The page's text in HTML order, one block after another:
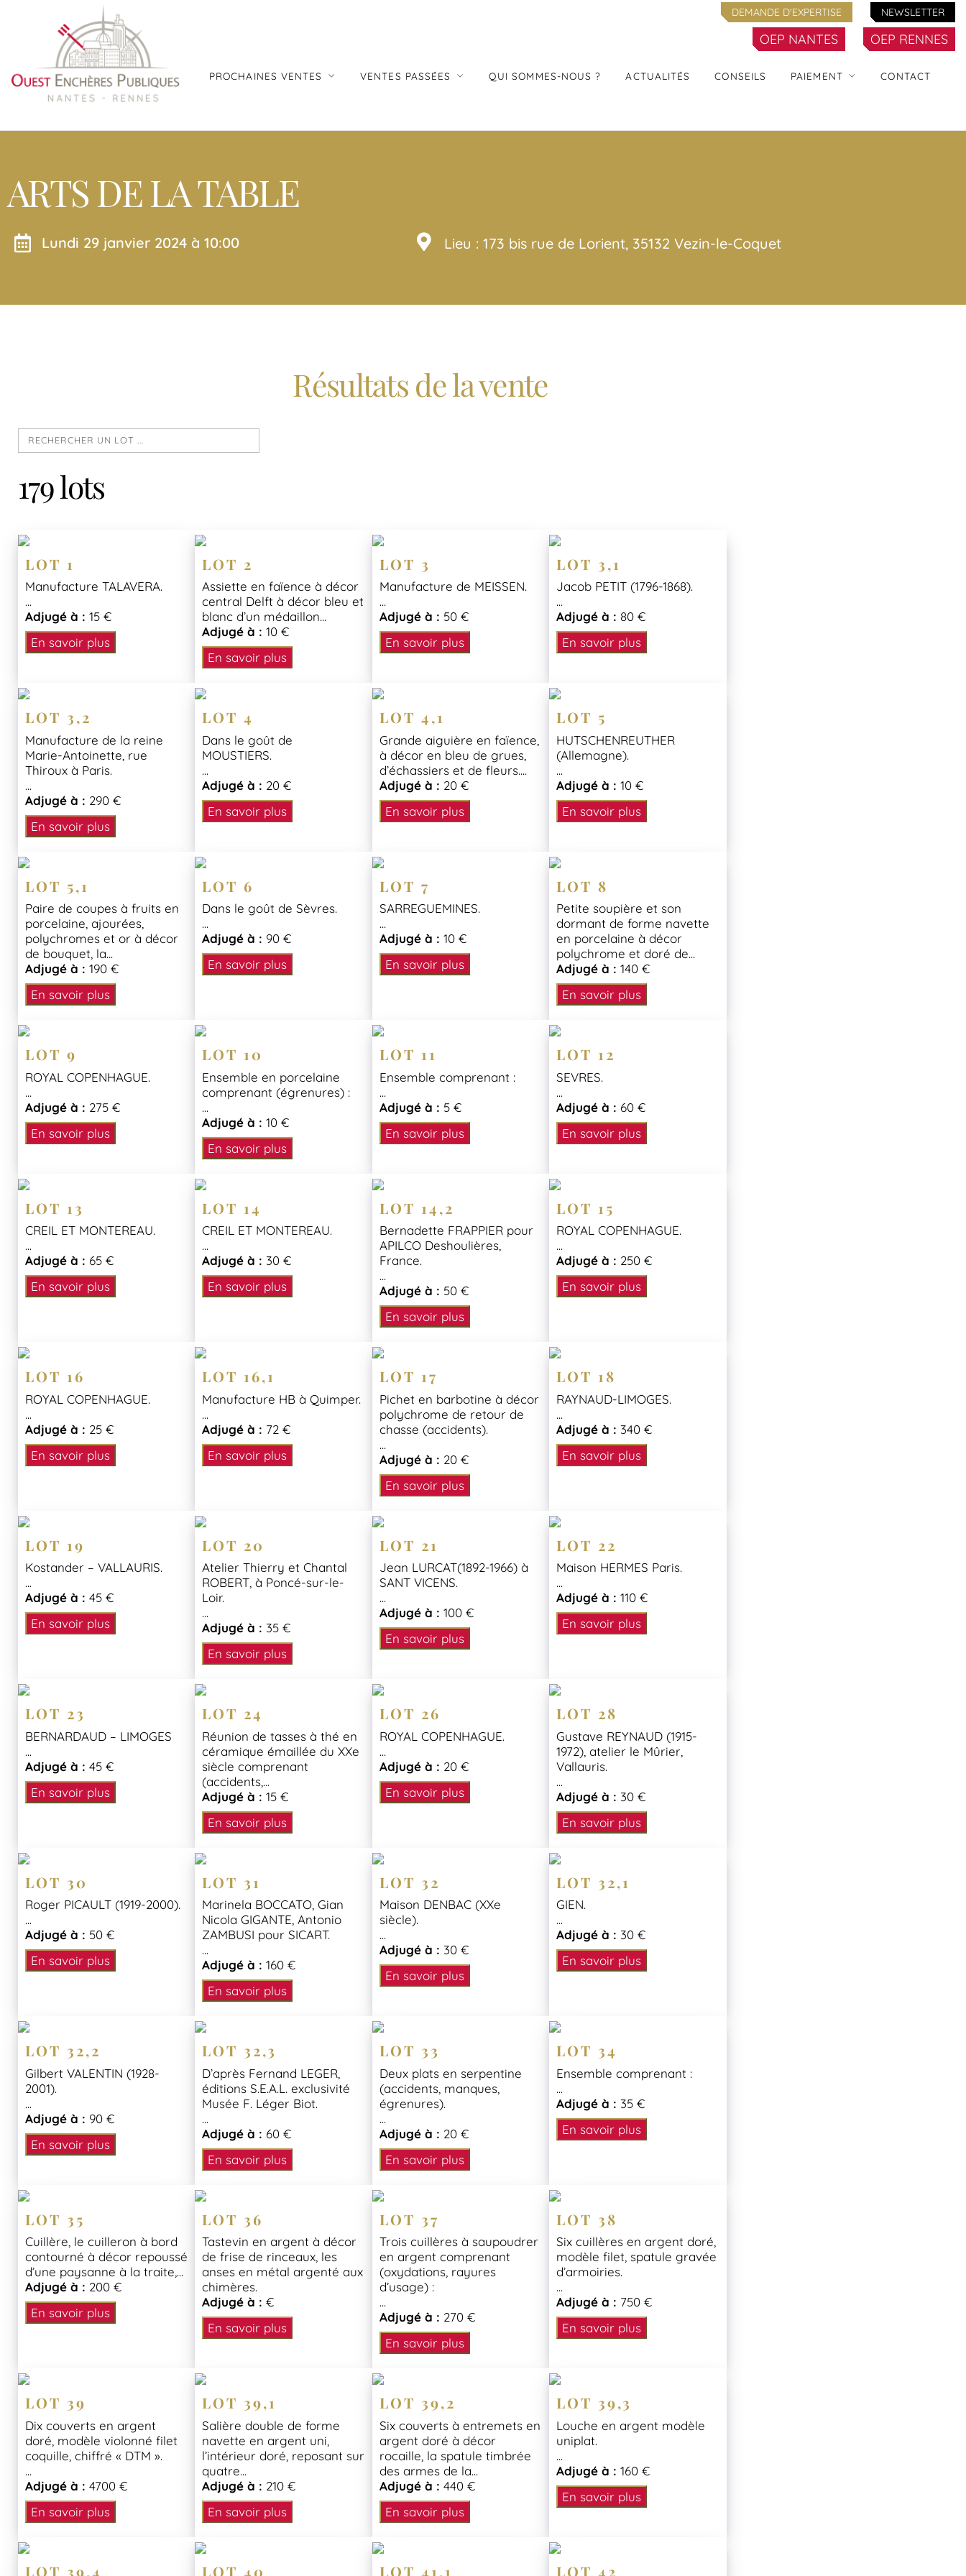
DEMANDE D'EXPERTISE NEWSLETTER
OEP NANTES OEP RENNES
PROCHAINES VENTES VENTES PASSÉES QUI SOMMES-NOUS ? ACTUALITÉS CONSEILS PAIEMENT CONTACT
ARTS DE LA TABLE
lundi 29 janvier 2024 à 10:00 Lieu : 173 bis rue de Lorient, 35132 Vezin-le-Coquet
Résultats de la vente
179 lots
LOT 1
Manufacture TALAVERA.
...
Adjugé à : 15 €
En savoir plus
LOT 2
Assiette en faïence à décor
central Delft à décor bleu et
blanc d’un médaillon...
Adjugé à :10 €
En savoir plus
LOT 3
Manufacture de MEISSEN.
...
Adjugé à : 50 €
En savoir plus
LOT 3,1
Jacob PETIT (1796-1868).
...
Adjugé à : 80 €
En savoir plus
LOT 3,2
Manufacture de la reine
Marie-Antoinette, rue
Thiroux à Paris.
...
Adjugé à : 290 €
En savoir plus
LOT 4
Dans le goût de
MOUSTIERS.
...
Adjugé à : 20 €
En savoir plus
LOT 4,1
Grande aiguière en faïence,
à décor en bleu de grues,
d’échassiers et de fleurs....
Adjugé à : 20 €
En savoir plus
LOT 5
HUTSCHENREUTHER
(Allemagne).
...
Adjugé à :10 €
En savoir plus
LOT 5,1
Paire de coupes à fruits en
porcelaine, ajourées,
polychromes et or à décor
de bouquet, la...
Adjugé à : 190 €
En savoir plus
LOT 6
Dans le goût de Sèvres.
...
Adjugé à : 90 €
En savoir plus
LOT 7
SARREGUEMINES.
...
Adjugé à : 10 €
En savoir plus
LOT 8
Petite soupière et son
dormant de forme navette
en porcelaine à décor
polychrome et doré de...
Adjugé à :140 €
En savoir plus
LOT 9
ROYAL COPENHAGUE.
...
Adjugé à : 275 €
En savoir plus
LOT 10
Ensemble en porcelaine
comprenant (égrenures) :
...
Adjugé à :10 €
En savoir plus
LOT 11
Ensemble comprenant :
...
Adjugé à : 5 €
En savoir plus
LOT 12
SEVRES.
...
Adjugé à : 60 €
En savoir plus
LOT 13
CREIL ET MONTEREAU.
...
Adjugé à : 65 €
En savoir plus
LOT 14
CREIL ET MONTEREAU.
...
Adjugé à : 30 €
En savoir plus
LOT 14,2
Bernadette FRAPPIER pour
APILCO Deshoulières,
France.
...
Adjugé à : 50 €
En savoir plus
LOT 15
ROYAL COPENHAGUE.
...
Adjugé à : 250 €
En savoir plus
LOT 16
ROYAL COPENHAGUE.
...
Adjugé à : 25 €
En savoir plus
LOT 16,1
Manufacture HB à Quimper.
...
Adjugé à : 72 €
En savoir plus
LOT 17
Pichet en barbotine à décor
polychrome de retour de
chasse (accidents).
...
Adjugé à : 20 €
En savoir plus
LOT 18
RAYNAUD-LIMOGES.
...
Adjugé à : 340 €
En savoir plus
LOT 19
Kostander – VALLAURIS.
...
Adjugé à : 45 €
En savoir plus
LOT 20
Atelier Thierry et Chantal
ROBERT, à Poncé-sur-le-
Loir.
...
Adjugé à : 35 €
En savoir plus
LOT 21
Jean LURCAT(1892-1966) à
SANT VICENS.
...
Adjugé à : 100 €
En savoir plus
LOT 22
Maison HERMES Paris.
...
Adjugé à :110 €
En savoir plus
LOT 23
BERNARDAUD – LIMOGES
...
Adjugé à : 45 €
En savoir plus
LOT 24
Réunion de tasses à thé en
céramique émaillée du XXe
siècle comprenant
(accidents,...
Adjugé à :15 €
En savoir plus
LOT 26
ROYAL COPENHAGUE.
...
Adjugé à : 20 €
En savoir plus
LOT 28
Gustave REYNAUD (1915-
1972), atelier le Mûrier,
Vallauris.
...
Adjugé à : 30 €
En savoir plus
LOT 30
Roger PICAULT (1919-2000).
...
Adjugé à : 50 €
En savoir plus
LOT 31
Marinela BOCCATO, Gian
Nicola GIGANTE, Antonio
ZAMBUSI pour SICART.
...
Adjugé à :160 €
En savoir plus
LOT 32
Maison DENBAC (XXe
siècle).
...
Adjugé à : 30 €
En savoir plus
LOT 32,1
GIEN.
...
Adjugé à : 30 €
En savoir plus
LOT 32,2
Gilbert VALENTIN (1928-
2001).
...
Adjugé à : 90 €
En savoir plus
LOT 32,3
D’après Fernand LEGER,
éditions S.E.A.L. exclusivité
Musée F. Léger Biot.
...
Adjugé à : 60 €
En savoir plus
LOT 33
Deux plats en serpentine
(accidents, manques,
égrenures).
...
Adjugé à : 20 €
En savoir plus
LOT 34
Ensemble comprenant :
...
Adjugé à : 35 €
En savoir plus
LOT 35
Cuillère, le cuilleron à bord
contourné à décor repoussé
d’une paysanne à la traite,...
Adjugé à : 200 €
En savoir plus
LOT 36
Tastevin en argent à décor
de frise de rinceaux, les
anses en métal argenté aux
chimères.
Adjugé à :€
En savoir plus
LOT 37
Trois cuillères à saupoudrer
en argent comprenant
(oxydations, rayures
d’usage) :
...
Adjugé à : 270 €
En savoir plus
LOT 38
Six cuillères en argent doré,
modèle filet, spatule gravée
d’armoiries.
...
Adjugé à : 750 €
En savoir plus
LOT 39
Dix couverts en argent
doré, modèle violonné filet
coquille, chiffré « DTM ».
...
Adjugé à : 4700 €
En savoir plus
LOT 39,1
Salière double de forme
navette en argent uni,
l’intérieur doré, reposant sur
quatre...
Adjugé à : 210 €
En savoir plus
LOT 39,2
Six couverts à entremets en
argent doré à décor
rocaille, la spatule timbrée
des armes de la...
Adjugé à : 440 €
En savoir plus
LOT 39,3
Louche en argent modèle
uniplat.
...
Adjugé à :160 €
En savoir plus
LOT 39,4 LOT 40 LOT 41,1 LOT 42